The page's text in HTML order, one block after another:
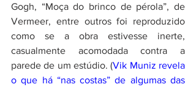
Gogh, “Moça do brinco de pérola”, de
Vermeer, entre outros foi reproduzido
como se a obra estivesse inerte,
casualmente acomodada contra a
parede de um estúdio. (Vik Muniz revela
o que há “nas costas” de algumas das